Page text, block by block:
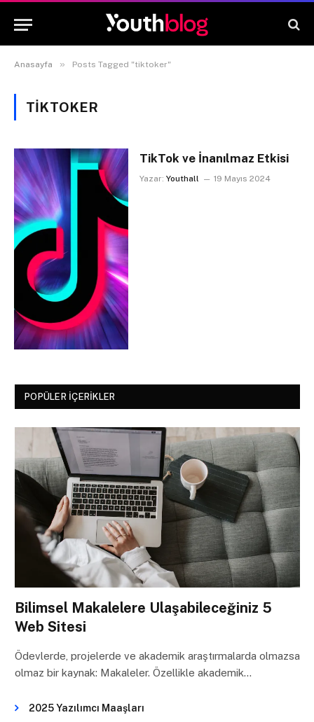
Anasayfa » Posts Tagged "tiktoker"
TIKTOKER
TikTok ve İnanılmaz Etkisi
Yazar: Youthall 19 Mayıs 2024
POPÜLER İÇERIKLER
Bilimsel Makalelere Ulaşabileceğiniz 5
Web Sitesi
Ödevlerde, projelerde ve akademik araştırmalarda olmazsa
olmaz bir kaynak: Makaleler. Özellikle akademik…
2025 Yazılımcı Maaşları